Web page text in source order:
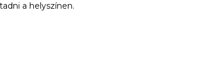
a helyszínen.